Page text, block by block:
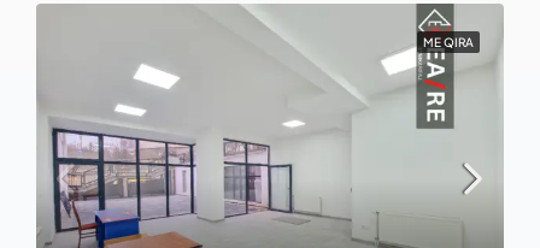
ME QIRA